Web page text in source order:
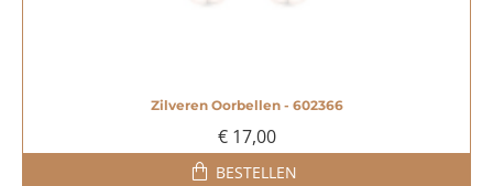
Zilveren Oorbellen - 602366
€ 17,00
BESTELLEN